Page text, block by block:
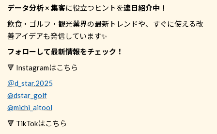
データ分析 × 集客に役立つヒントを連日紹介中！
飲食・ゴルフ・観光業界の最新トレンドや、すぐに使える改
善アイデアも発信しています✨
フォローして最新情報をチェック！
🔻 Instagramはこちら
＠d_star.2025
@dstar_golf
@michi_aitool
🔻 TikTokはこちら